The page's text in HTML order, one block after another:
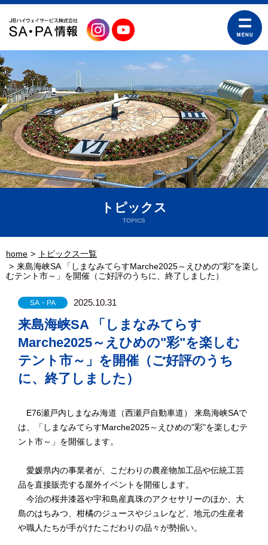
トピックス
TOPICS
home
トピックス一覧
来島海峡SA 「しまなみてらすMarche2025～えひめの"彩"を楽し
むテント市～」を開催（ご好評のうちに、終了しました）
SA・PA 2025.10.31
来島海峡SA 「しまなみてらす
Marche2025～えひめの"彩"を楽しむ
テント市～」を開催（ご好評のうち
に、終了しました）
E76瀬戸内しまなみ海道（西瀬戸自動車道） 来島海峡SAで
は、「しまなみてらすMarche2025～えひめの"彩"を楽しむテ
ント市～」を開催します。
愛媛県内の事業者が、こだわりの農産物加工品や伝統工芸
品を直接販売する屋外イベントを開催します。
今治の桜井漆器や宇和島産真珠のアクセサリーのほか、大
島のはちみつ、柑橘のジュースやジュレなど、地元の生産者
や職人たちが手がけたこだわりの品々が勢揃い。